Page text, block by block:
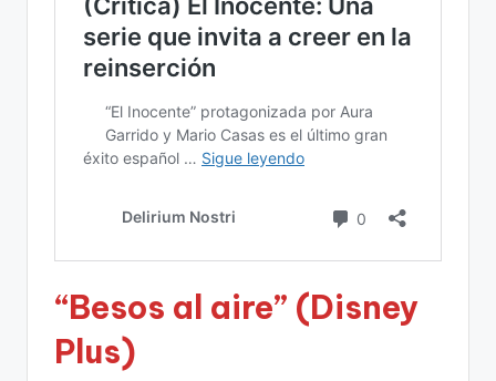
“Besos al aire” (Disney
Plus)